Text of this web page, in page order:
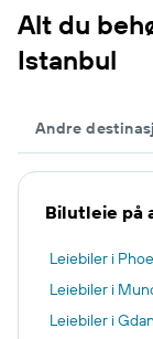
Alt du
Istanbul
Andre
Bilutleie på
Leiebiler i
Leiebiler i
Leiebiler i